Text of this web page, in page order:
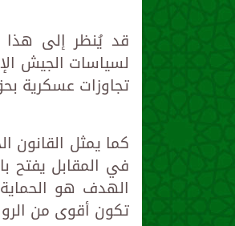
قد يُنظر إلى هذا
لسياسات الجيش
تجاوزات عسكرية
كما يمثل القانون
في المقابل يفتح
الهدف هو
تكون أقوى من